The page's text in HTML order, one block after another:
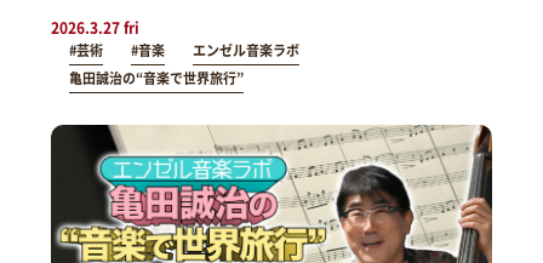
2026.3.27 fri
#芸術 #音楽
エンゼル音楽ラボ
亀田誠治の“音楽で世界旅行”